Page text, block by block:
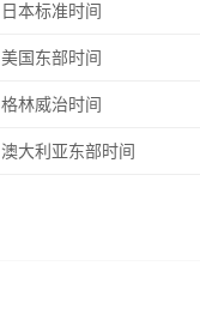
日本标准时间
美国东部时间
格林威治时间
澳大利亚东部时间